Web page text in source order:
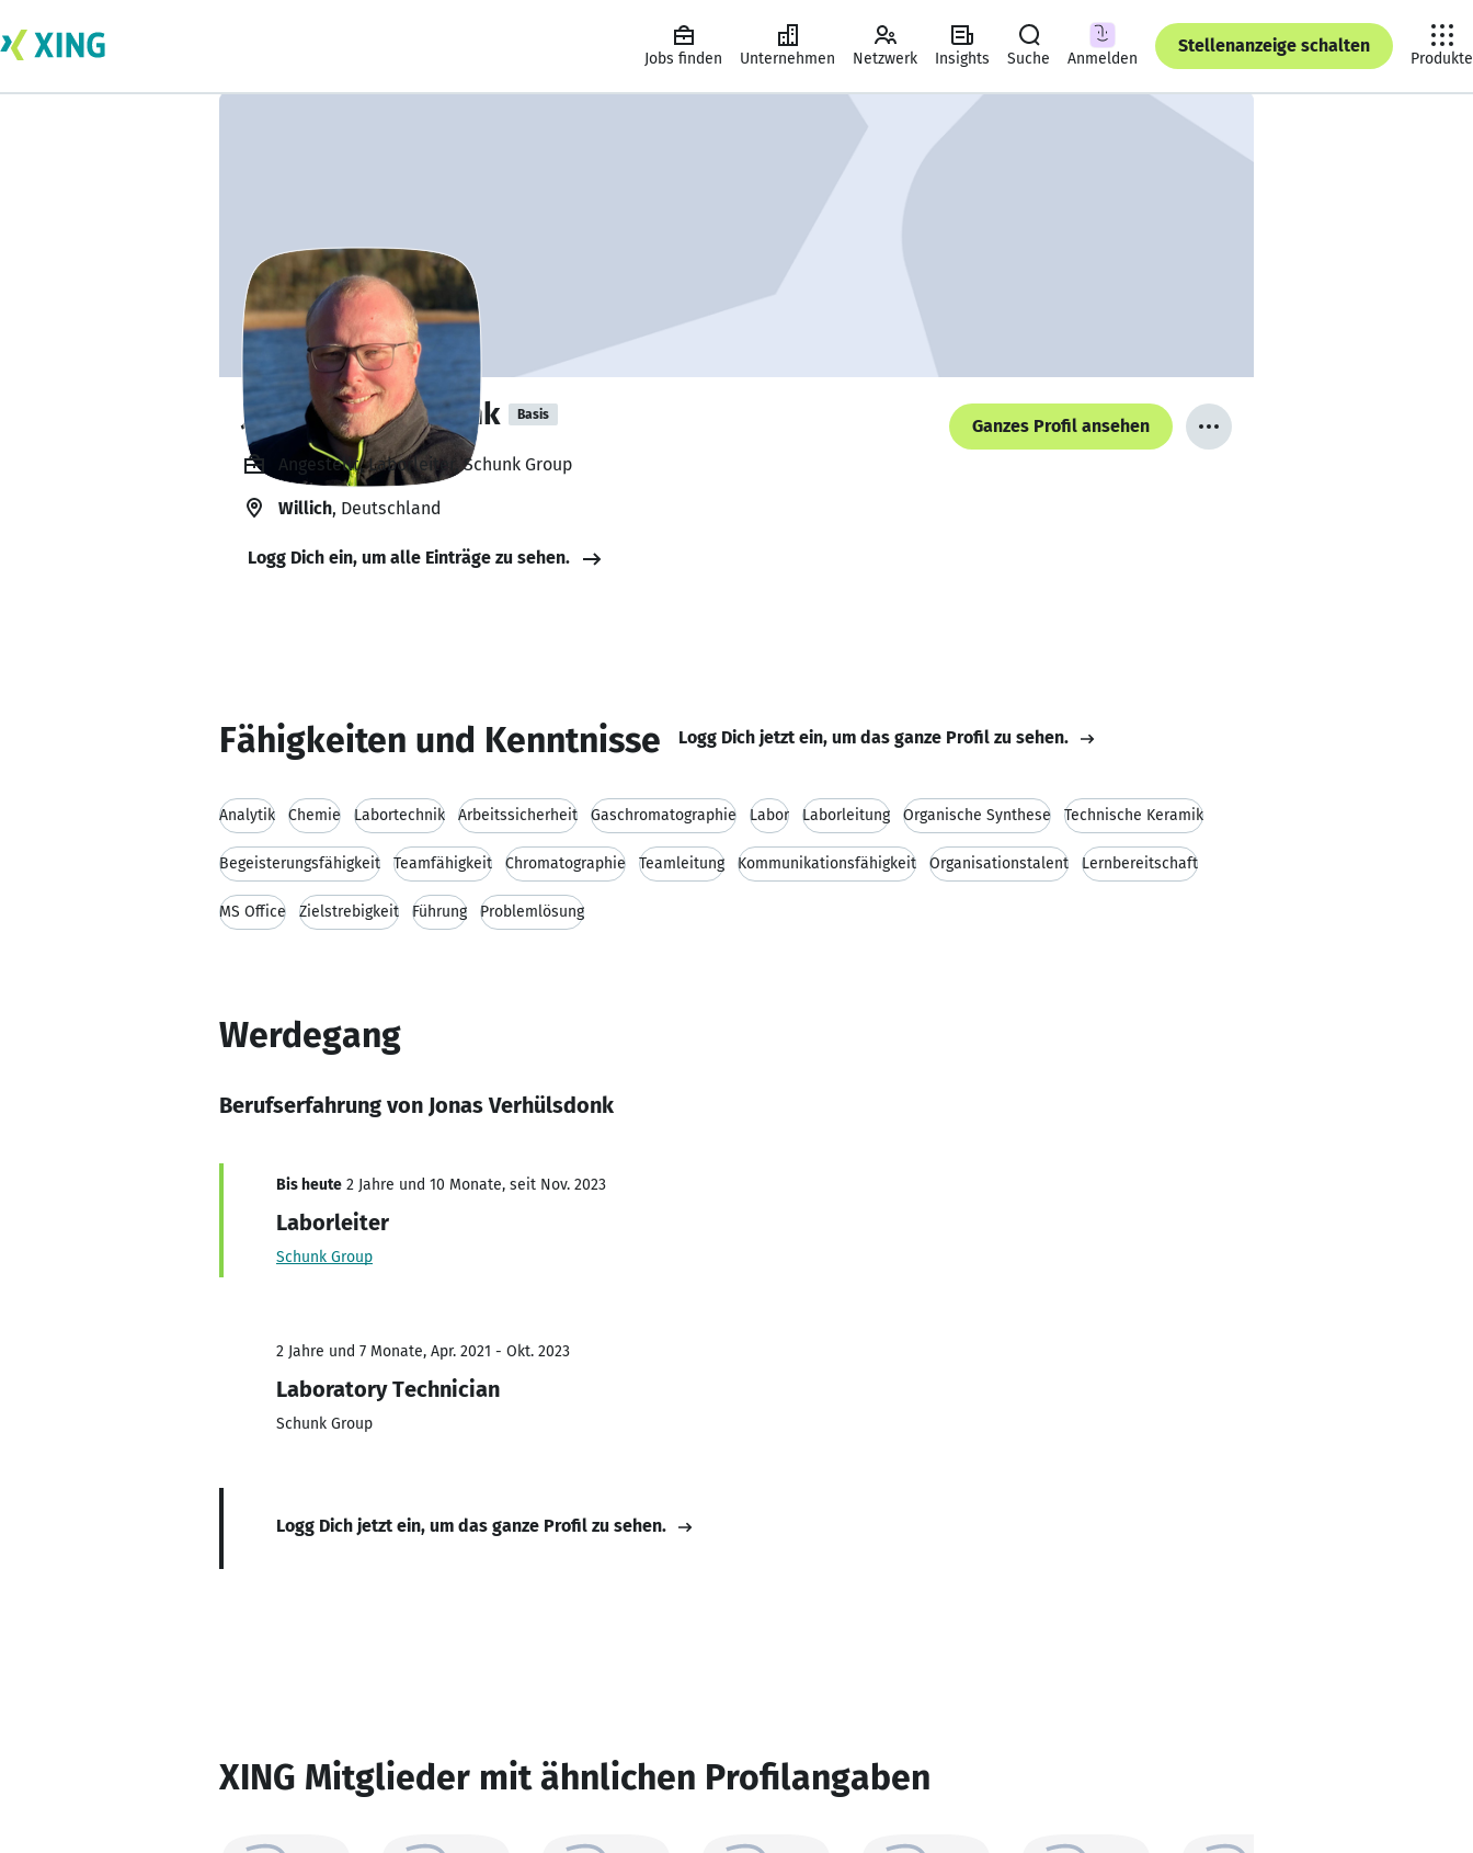
Jobs finden Unternehmen Netzwerk Insights Suche Anmelden
Stellenanzeige schalten
Produkte
Jonas Verhülsdonk Basis
Ganzes Profil ansehen
Angestellt, Laborleiter, Schunk Group
Willich, Deutschland
Logg Dich ein, um alle Einträge zu sehen.
Fähigkeiten und Kenntnisse Logg Dich jetzt ein, um das ganze Profil zu sehen.
Analytik Chemie Labortechnik Arbeitssicherheit Gaschromatographie Labor Laborleitung Organische Synthese Technische Keramik
Begeisterungsfähigkeit Teamfähigkeit Chromatographie Teamleitung Kommunikationsfähigkeit Organisationstalent Lernbereitschaft
MS Office Zielstrebigkeit Führung Problemlösung
Werdegang
Berufserfahrung von Jonas Verhülsdonk
Bis heute 2 Jahre und 10 Monate, seit Nov. 2023
Laborleiter
Schunk Group
2 Jahre und 7 Monate, Apr. 2021 - Okt. 2023
Laboratory Technician
Schunk Group
Logg Dich jetzt ein, um das ganze Profil zu sehen.
XING Mitglieder mit ähnlichen Profilangaben